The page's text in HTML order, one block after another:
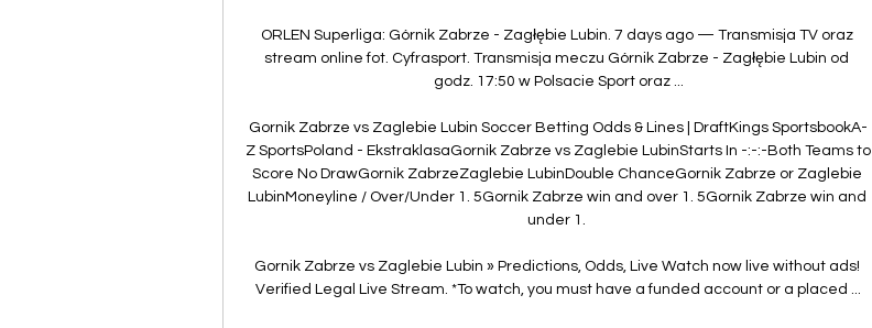
ORLEN Superliga: Górnik Zabrze - Zagłębie Lubin. 7 days ago — Transmisja TV oraz
stream online fot. Cyfrasport. Transmisja meczu Górnik Zabrze - Zagłębie Lubin od
godz. 17:50 w Polsacie Sport oraz ...
Gornik Zabrze vs Zaglebie Lubin Soccer Betting Odds & Lines | DraftKings SportsbookA-
Z SportsPoland - EkstraklasaGornik Zabrze vs Zaglebie LubinStarts In -:-:-Both Teams to
Score No DrawGornik ZabrzeZaglebie LubinDouble ChanceGornik Zabrze or Zaglebie
LubinMoneyline / Over/Under 1. 5Gornik Zabrze win and over 1. 5Gornik Zabrze win and
under 1.
Gornik Zabrze vs Zaglebie Lubin » Predictions, Odds, Live Watch now live without ads!
Verified Legal Live Stream. *To watch, you must have a funded account or a placed ...